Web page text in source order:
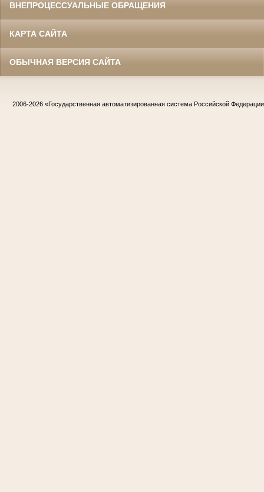
ВНЕПРОЦЕССУАЛЬНЫЕ ОБРАЩЕНИЯ
КАРТА САЙТА
ОБЫЧНАЯ ВЕРСИЯ САЙТА
2006-2026 «Государственная автоматизированная система Российской